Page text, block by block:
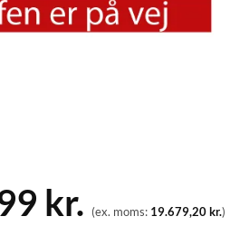
kr. (ex. moms: 19.679,20kr.)